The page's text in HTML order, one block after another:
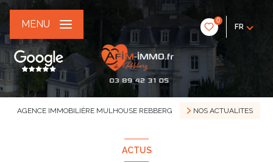
0
FR
MENU
AGENCE IMMOBILIÈRE MULHOUSE REBBERG NOS ACTUALITES
ACTUS